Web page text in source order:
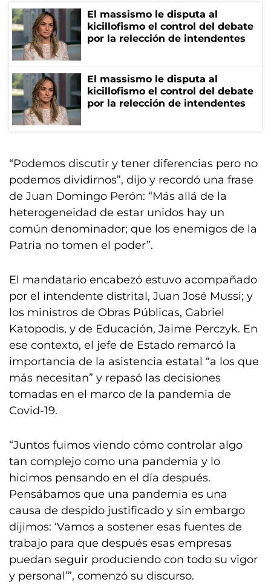
El massismo le disputa al
kicillofismo el control del debate
por la relección de intendentes
El massismo le disputa al
kicillofismo el control del debate
por la relección de intendentes
“Podemos discutir y tener diferencias pero no
podemos dividirnos”, dijo y recordó una frase
de Juan Domingo Perón: “Más allá de la
heterogeneidad de estar unidos hay un
común denominador; que los enemigos de la
Patria no tomen el poder”.
El mandatario encabezó estuvo acompañado
por el intendente distrital, Juan José Mussi; y
los ministros de Obras Públicas, Gabriel
Katopodis, y de Educación, Jaime Perczyk. En
ese contexto, el jefe de Estado remarcó la
importancia de la asistencia estatal “a los que
más necesitan” y repasó las decisiones
tomadas en el marco de la pandemia de
Covid-19.
“Juntos fuimos viendo cómo controlar algo
tan complejo como una pandemia y lo
hicimos pensando en el día después.
Pensábamos que una pandemia es una
causa de despido justificado y sin embargo
dijimos: ‘Vamos a sostener esas fuentes de
trabajo para que después esas empresas
puedan seguir produciendo con todo su vigor
y personal’”, comenzó su discurso.